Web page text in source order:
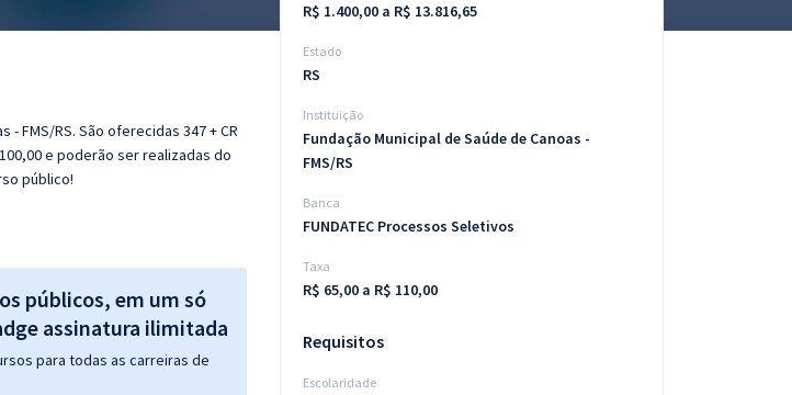
FMS/RS. São oferecidas 347 + CR
e poderão ser realizadas do
público!
públicos, em um só
para todas as carreiras de
R$ 1.400,00 a R$ 13.816,65
Estado
RS
Instituição
Fundação Municipal de Saúde de Canoas -
FMS/RS
Banca
FUNDATEC Processos Seletivos
Taxa
R$ 65,00 a R$ 110,00
Requisitos
Escolaridade